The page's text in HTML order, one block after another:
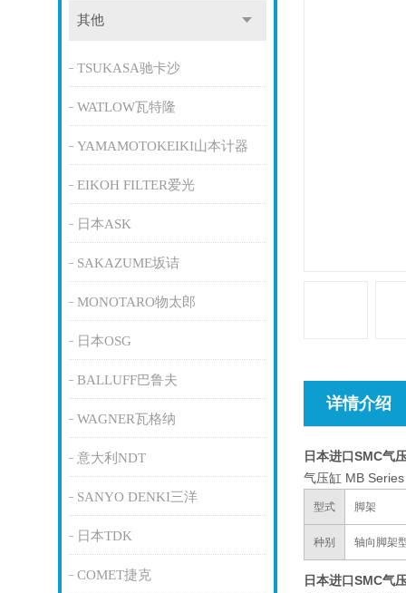
其他
TSUKASA驰卡沙
WATLOW瓦特隆
YAMAMOTOKEIKI山本计器
EIKOH FILTER爱光
日本ASK
SAKAZUME坂诘
MONOTARO物太郎
日本OSG
BALLUFF巴鲁夫
WAGNER瓦格纳
意大利NDT
SANYO DENKI三洋
日本TDK
COMET捷克
详情介绍
日本进口SMC气
气压缸 MB
型式 脚架
种别 轴向脚架
日本进口SMC气